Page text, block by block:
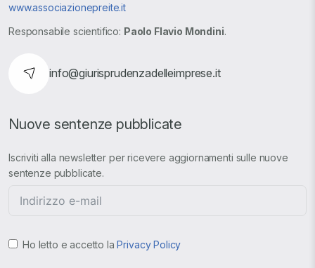
www.associazionepreite.it
Responsabile scientifico: Paolo Flavio Mondini.
info@giurisprudenzadelleimprese.it
Nuove sentenze pubblicate
Iscriviti alla newsletter per ricevere aggiornamenti sulle nuove
sentenze pubblicate.
Ho letto e accetto laPrivacy Policy